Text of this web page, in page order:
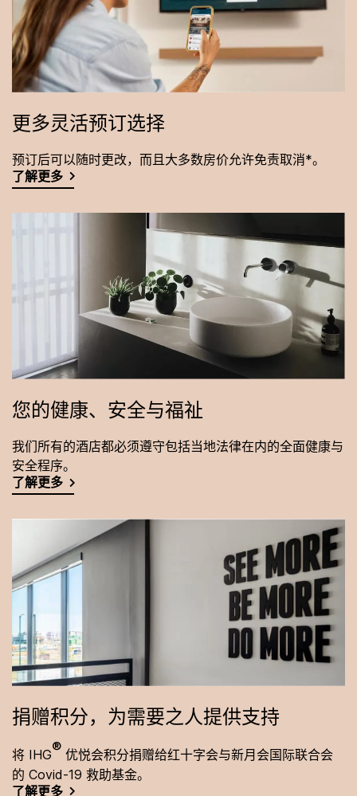
更多灵活预订选择
预订后可以随时更改，而且大多数房价允许免责取消*。
了解更多
您的健康、安全与福祉
我们所有的酒店都必须遵守包括当地法律在内的全面健康与
安全程序。
了解更多
捐赠积分，为需要之人提供支持
将 IHG® 优悦会积分捐赠给红十字会与新月会国际联合会
的 Covid-19 救助基金。
了解更多